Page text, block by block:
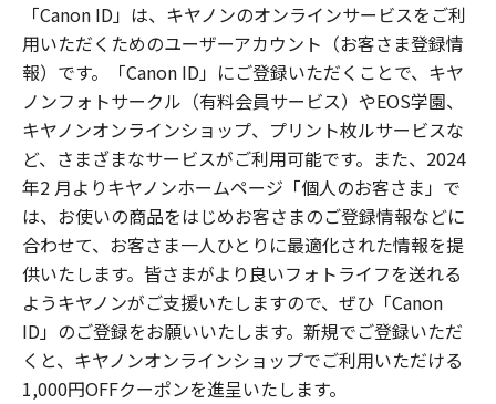
「Canon ID」は、キヤノンのオンラインサービスをご利
用いただくためのユーザーアカウント（お客さま登録情
報）です。「Canon ID」にご登録いただくことで、キヤ
ノンフォトサークル（有料会員サービス）やEOS学園、
キヤノンオンラインショップ、プリント枚ルサービスな
ど、さまざまなサービスがご利用可能です。また、2024
年2 月よりキヤノンホームページ「個人のお客さま」で
は、お使いの商品をはじめお客さまのご登録情報などに
合わせて、お客さま一人ひとりに最適化された情報を提
供いたします。皆さまがより良いフォトライフを送れる
ようキヤノンがご支援いたしますので、ぜひ「Canon
ID」のご登録をお願いいたします。新規でご登録いただ
くと、キヤノンオンラインショップでご利用いただける
1,000円OFFクーポンを進呈いたします。